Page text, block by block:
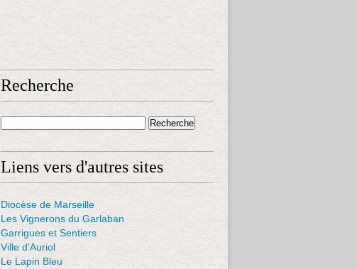
Recherche
Liens vers d'autres sites
Diocèse de Marseille
Les Vignerons du Garlaban
Garrigues et Sentiers
Ville d'Auriol
Le Lapin Bleu